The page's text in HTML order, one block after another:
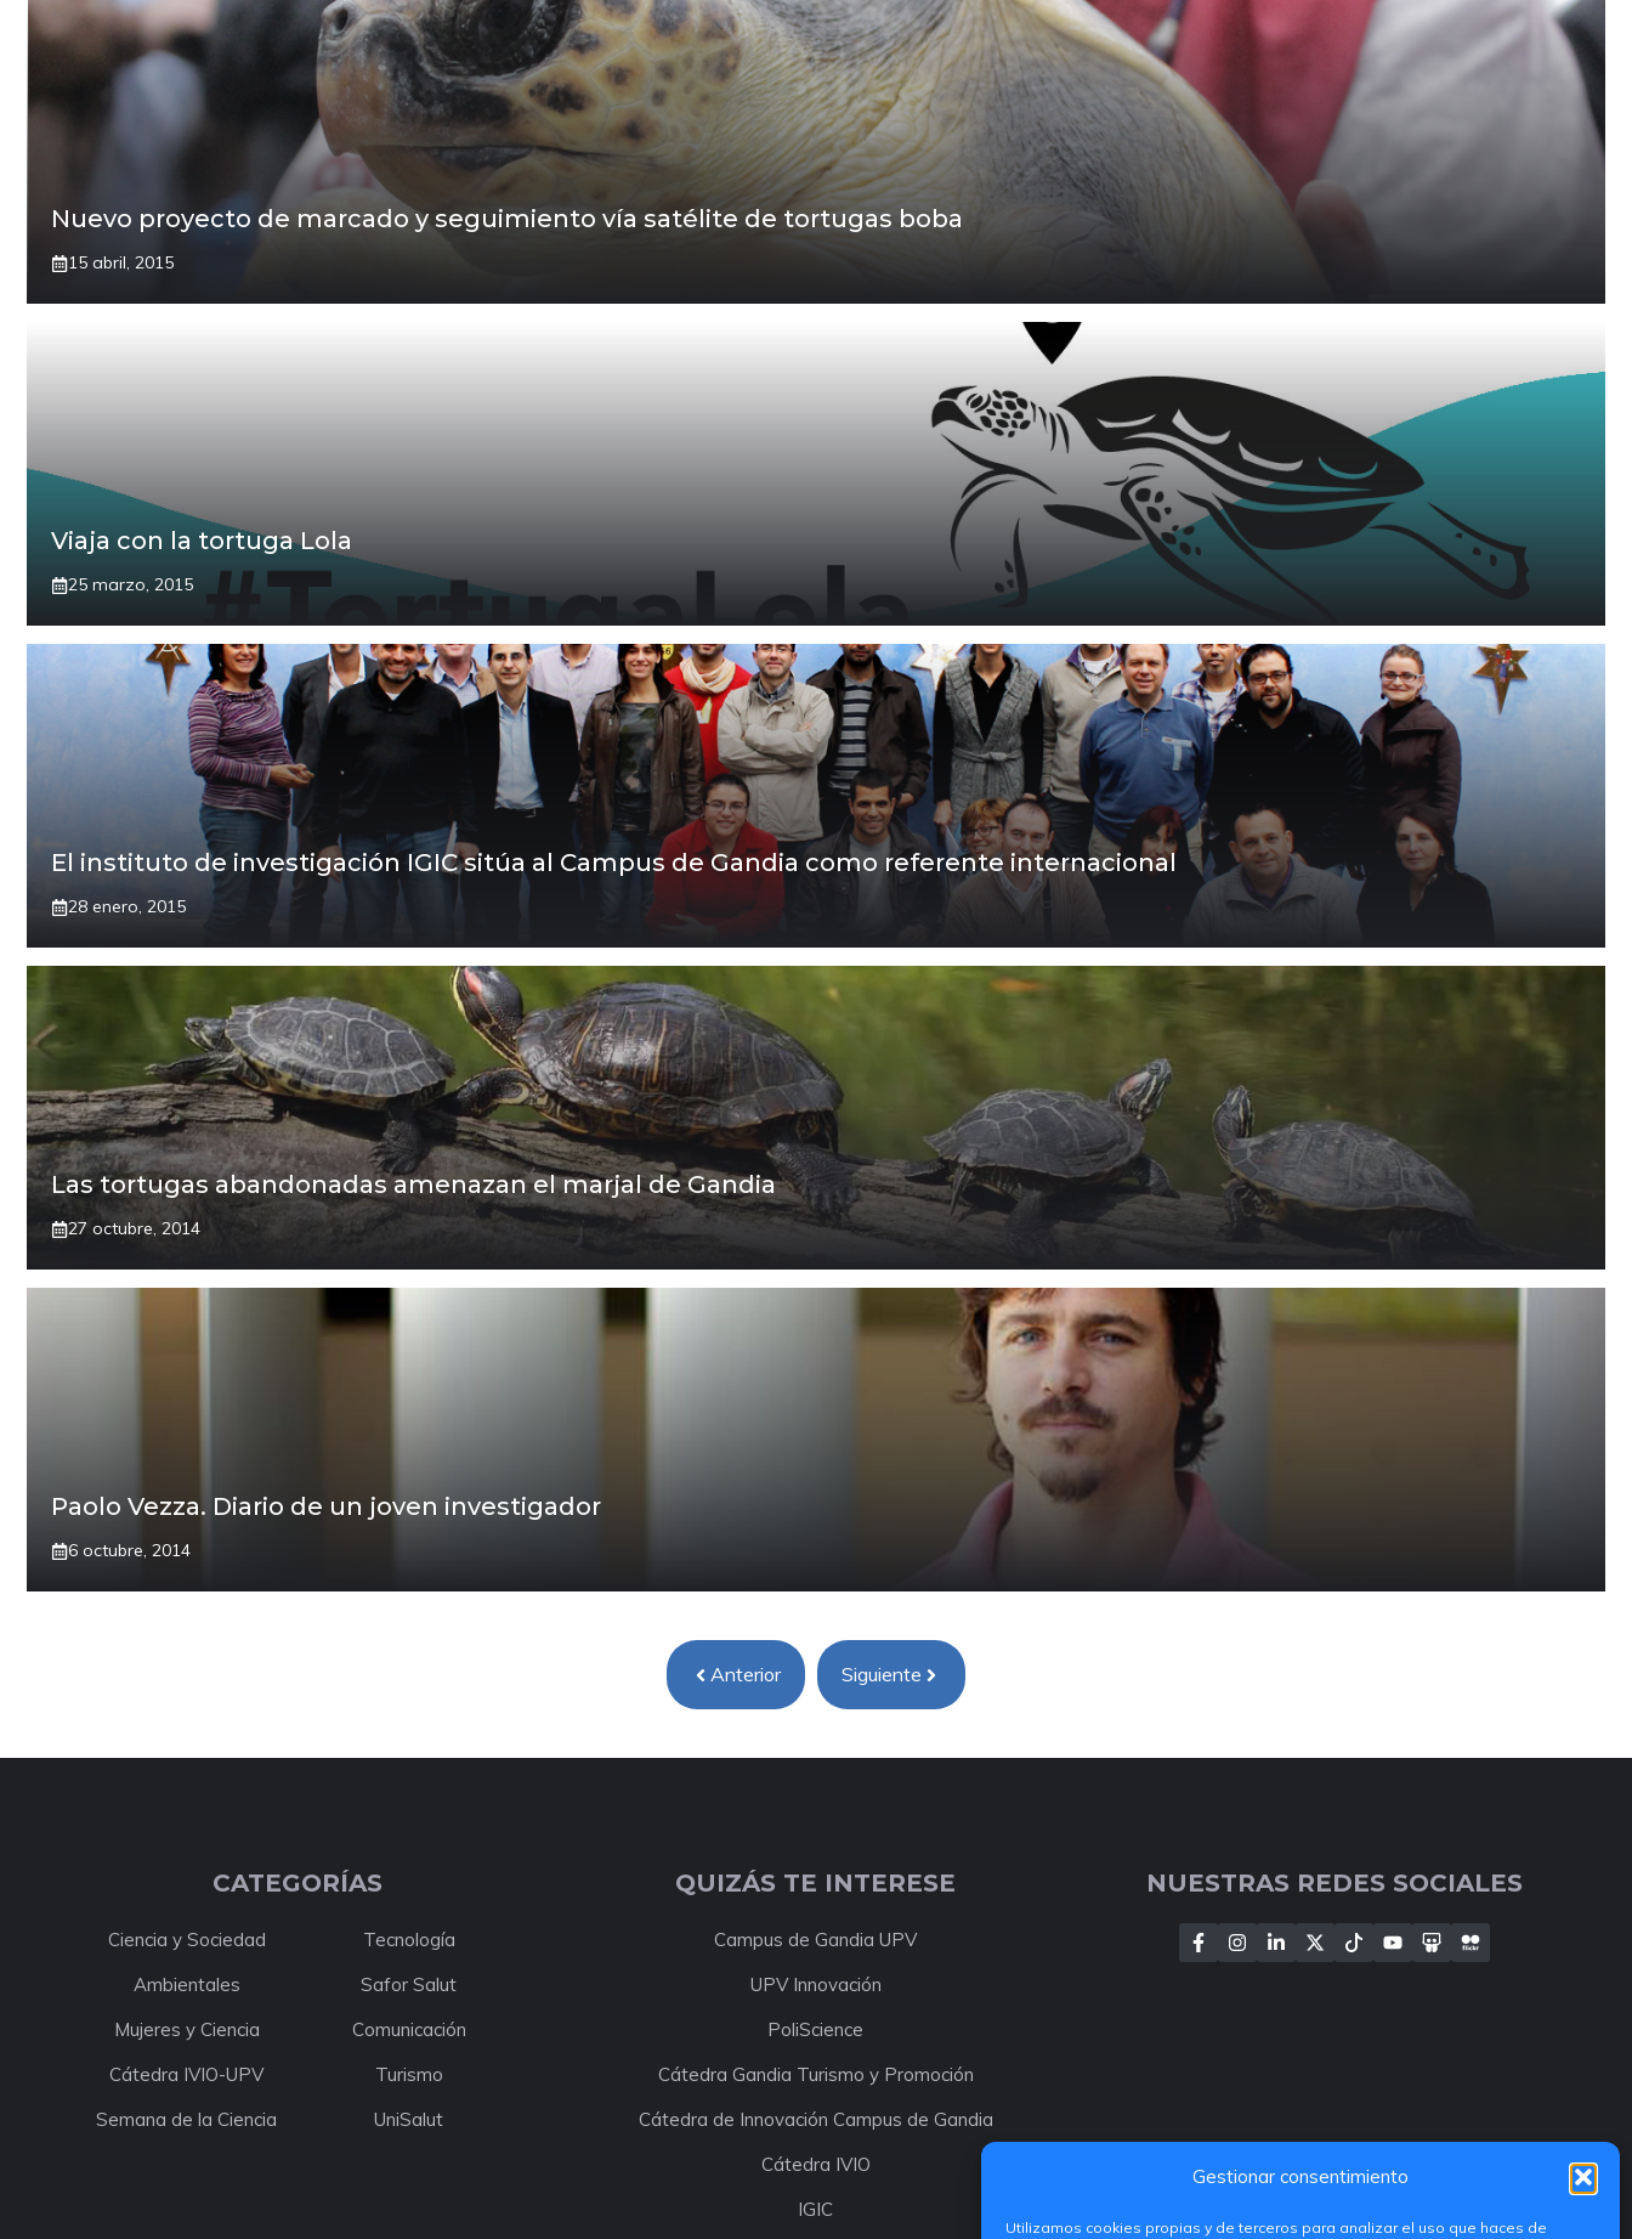
Gestionar consentimiento
Utilizamos cookies propias y de terceros para analizar el uso que haces de
Nuevo proyecto de marcado y seguimiento vía satélite de tortugas boba
15 abril, 2015
Viaja con la tortuga Lola
25 marzo, 2015
El instituto de investigación IGIC sitúa al Campus de Gandia como referente internacional
28 enero, 2015
Las tortugas abandonadas amenazan el marjal de Gandia
27 octubre, 2014
Paolo Vezza. Diario de un joven investigador
6 octubre, 2014
Anterior Siguiente
CATEGORÍAS
Ciencia y Sociedad
Tecnología
Ambientales
Safor Salut
Mujeres y Ciencia
Comunicación
Cátedra IVIO-UPV
Turismo
Semana de la Ciencia
UniSalut
QUIZÁS TE INTERESE
Campus de Gandia UPV
UPV Innovación
PoliScience
Cátedra Gandia Turismo y Promoción
Cátedra de Innovación Campus de Gandia
Cátedra IVIO
IGIC
NUESTRAS REDES SOCIALES